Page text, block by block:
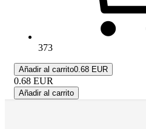
373
Añadir al carrito0.68 EUR
0.68 EUR
Añadir al carrito